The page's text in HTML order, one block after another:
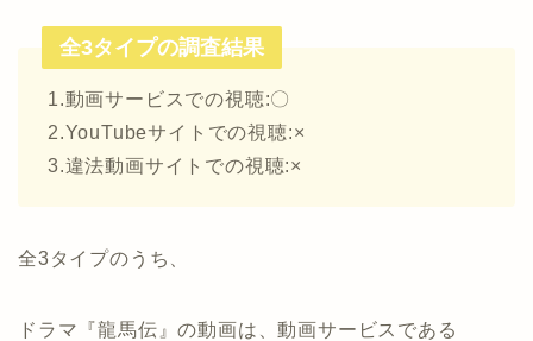
全3タイプの調査結果
1.動画サービスでの視聴:〇
2.YouTubeサイトでの視聴:×
3.違法動画サイトでの視聴:×
全3タイプのうち、
ドラマ『龍馬伝』の動画は、動画サービスである